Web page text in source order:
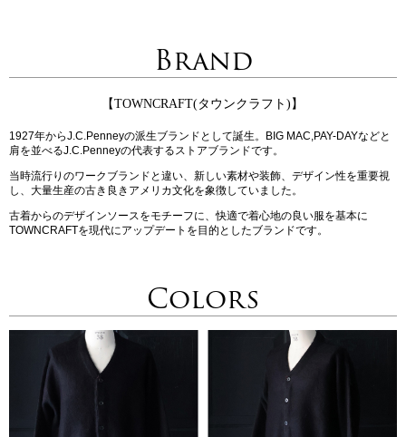
Brand
【TOWNCRAFT(タウンクラフト)】
1927年からJ.C.Penneyの派生ブランドとして誕生。BIG MAC,PAY-DAYなどと
肩を並べるJ.C.Penneyの代表するストアブランドです。
当時流行りのワークブランドと違い、新しい素材や装飾、デザイン性を重要視
し、大量生産の古き良きアメリカ文化を象徴していました。
古着からのデザインソースをモチーフに、快適で着心地の良い服を基本に
TOWNCRAFTを現代にアップデートを目的としたブランドです。
Colors